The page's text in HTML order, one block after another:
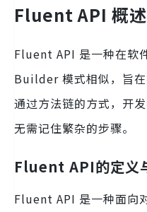
Fluent API 概述
Fluent API 是一种在软
Builder 模式相似，旨在
通过方法链的方式，开
无需记住繁杂的步骤。
Fluent API的定义
Fluent API 是一种面向